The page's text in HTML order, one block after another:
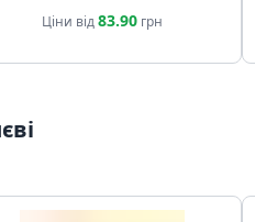
Ціни від83.90грн